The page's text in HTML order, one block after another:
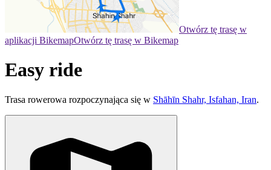
Otwórz tę trasę w
aplikacji BikemapOtwórz tę trasę w Bikemap
Easy ride
Trasa rowerowa rozpoczynająca się w Shāhīn Shahr, Isfahan, Iran.